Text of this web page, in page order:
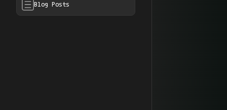
Blog Posts